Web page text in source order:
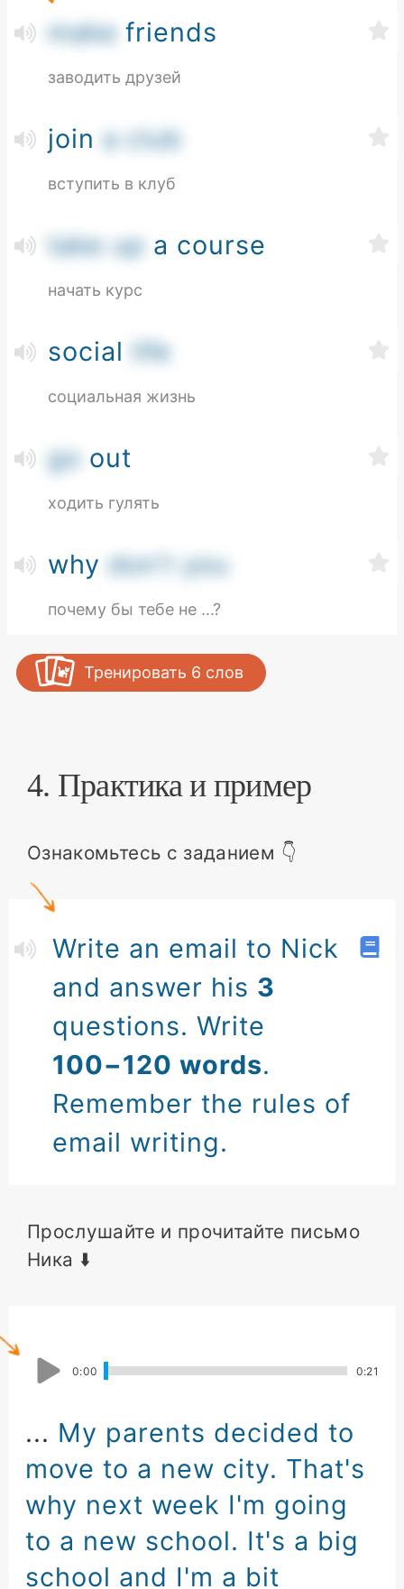
make friends
заводить друзей
join a club
вступить в клуб
take up a course
начать курс
social life
социальная жизнь
go out
ходить гулять
why don't you
почему бы тебе не ...?
Тренировать 6 слов
4. Практика и пример
Ознакомьтесь с заданием 👇
Write an email to Nick
and answer his 3
questions. Write
100−120 words.
Remember the rules of
email writing.
Прослушайте и прочитайте письмо
Ника ⬇️
0:00 0:21
... My parents decided to
move to a new city. That's
why next week I'm going
to a new school. It's a big
school and I'm a bit